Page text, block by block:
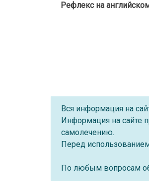
Рефлекс на
Вся информация на
Информация на сайте
самолечению.
Перед
По любым вопросам